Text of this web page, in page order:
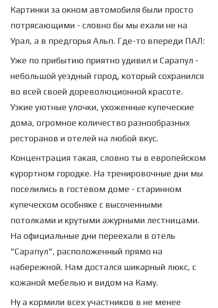
Картинки за окном автомобиля были просто
потрясающими - словно бы мы ехали не на
Урал, а в предгорья Альп. Где-то впереди ПАЛ:
Уже по прибытию приятно удивил и Сарапул -
небольшой уездный город, который сохранился
во всей своей дореволюционной красоте.
Узкие уютные улочки, ухоженные купеческие
дома, огромное количество разнообразных
ресторанов и отелей на любой вкус.
Концентрация такая, словно ты в европейском
курортном городке. На тренировочные дни мы
поселились в гостевом доме - старинном
купеческом особняке с высоченными
потолками и крутыми ажурными лестницами.
На официальные дни переехали в отель
"Сарапул", расположенный прямо на
набережной. Нам достался шикарный люкс, с
кожаной мебелью и видом на Каму.
Ну а кормили всех участников в не менее